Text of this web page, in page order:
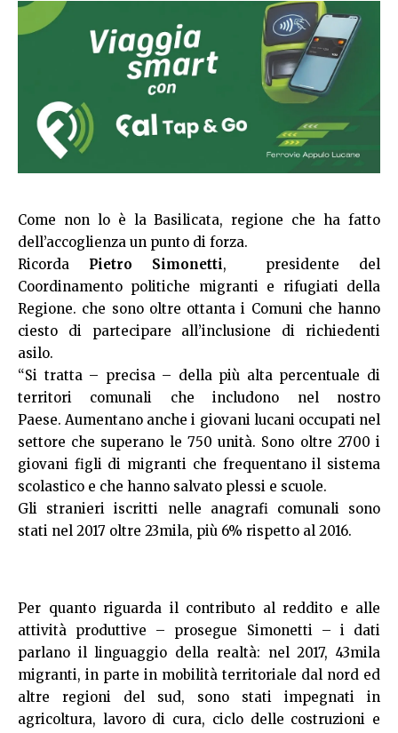
Come non lo è la Basilicata, regione che ha fatto
dell’accoglienza un punto di forza.
Ricorda Pietro Simonetti, presidente del
Coordinamento politiche migranti e rifugiati della
Regione. che sono oltre ottanta i Comuni che hanno
ciesto di partecipare all’inclusione di richiedenti
asilo.
“Si tratta – precisa – della più alta percentuale di
territori comunali che includono nel nostro
Paese. Aumentano anche i giovani lucani occupati nel
settore che superano le 750 unità. Sono oltre 2700 i
giovani figli di migranti che frequentano il sistema
scolastico e che hanno salvato plessi e scuole.
Gli stranieri iscritti nelle anagrafi comunali sono
stati nel 2017 oltre 23mila, più 6% rispetto al 2016.
Per quanto riguarda il contributo al reddito e alle
attività produttive – prosegue Simonetti – i dati
parlano il linguaggio della realtà: nel 2017, 43mila
migranti, in parte in mobilità territoriale dal nord ed
altre regioni del sud, sono stati impegnati in
agricoltura, lavoro di cura, ciclo delle costruzioni e